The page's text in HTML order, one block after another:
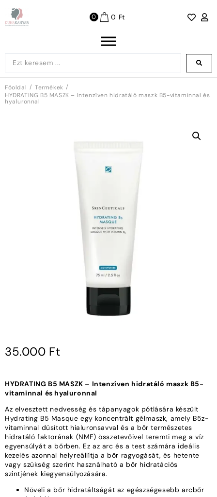
0 0 Ft
Főoldal / Termékek /
HYDRATING B5 MASZK – Intenzíven hidratáló maszk B5-vitaminnal és
hyaluronnal
35.000 Ft
HYDRATING B5 MASZK – Intenzíven hidratáló maszk B5-
vitaminnal és hyaluronnal
Az elvesztett nedvesség és tápanyagok pótlására készült
Hydrating B5 Masque egy koncentrált gélmaszk, amely B5z-
vitaminnal dúsított hialuronsavval és a bőr természetes
hidratáló faktorának (NMF) összetevőivel teremti meg a víz
egyensúlyát a bőrben. Ez az arc és a test számára ideális
kezelés azonnal helyreállítja a bőr ragyogását, és hetente
vagy szükség szerint használható a bőr hidratációs
szintjének kiegyensúlyozására.
Növeli a bőr hidratáltságát az egészségesebb arcbőr